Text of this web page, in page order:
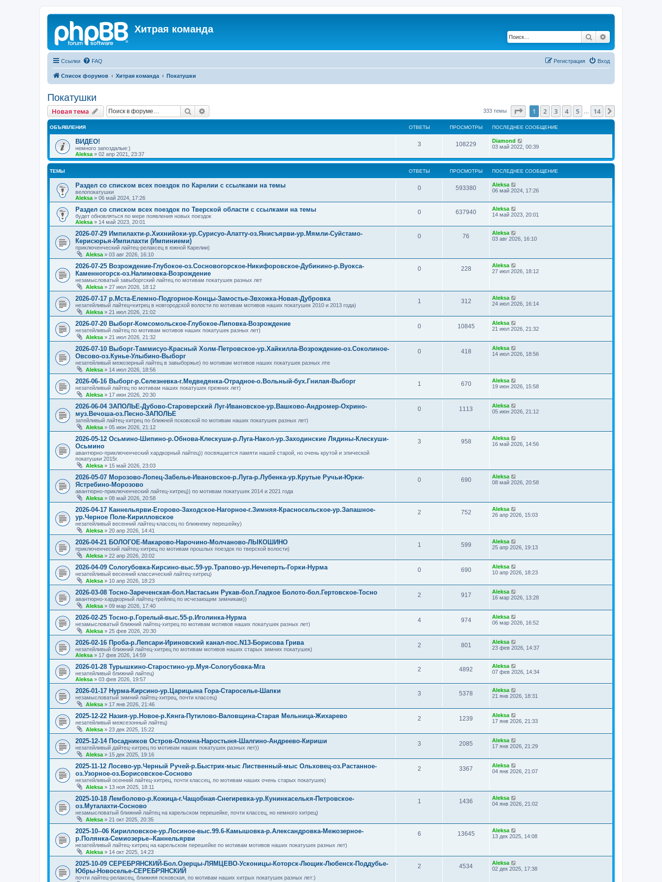
Хитрая команда
Поиск
Ссылки FAQ Вход
Регистрация
Список форумов Хитрая команда Покатушки
Покатушки
Новая тема Поиск 333 темы Страница1 из 14
1 2 3 4 5 14
ОБЪЯВЛЕНИЯ ОТВЕТЫ ПРОСМОТРЫ ПОСЛЕДНЕЕ СООБЩЕНИЕ
ВИДЕО!
немного запоздалые:)
Aleksa » 02 апр 2021, 23:37
3 108229
Diamond
03 май 2022, 00:39
ТЕМЫ ОТВЕТЫ ПРОСМОТРЫ ПОСЛЕДНЕЕ СООБЩЕНИЕ
Раздел со списком всех поездок по Карелии с ссылками на темы
велопокатушки
Aleksa » 06 май 2024, 17:26
0 593380
Aleksa
06 май 2024, 17:26
Раздел со списком всех поездок по Тверской области с ссылками на темы
будет обновляться по мере появления новых поездок
Aleksa » 14 май 2023, 20:01
0 637940
Aleksa
14 май 2023, 20:01
2026-07-29 Импилахти-р.Хихнийоки-ур.Сурисуо-Алатту-оз.Янисъярви-ур.Мямли-Суйстамо-
Керисюрья-Импилахти (Импиниеми)
приключенческий лайтец-релаксец в южной Карелии)
Aleksa » 03 авг 2026, 16:10
0 76
Aleksa
03 авг 2026, 16:10
2026-07-25 Возрождение-Глубокое-оз.Сосновогорское-Никифоровское-Дубинино-р.Вуокса-
Каменногорск-оз.Налимовка-Возрождение
незамысловатый завыборгский лайтец по мотивам покатушек разных лет
Aleksa » 27 июл 2026, 18:12
0 228
Aleksa
27 июл 2026, 18:12
2026-07-17 р.Мста-Елемно-Подгорное-Концы-Замостье-Звхожка-Новая-Дубровка
незатейливый лайтец=хитрец в новгородской волости по мотивам мотивов наших покатушек 2010 и 2013 года)
Aleksa » 21 июл 2026, 21:02
1 312
Aleksa
24 июл 2026, 16:14
2026-07-20 Выборг-Комсомольское-Глубокое-Липовка-Возрождение
незатейливый лайтец по мотивам мотивов наших покатушек разных лет)
Aleksa » 21 июл 2026, 21:32
0 10845
Aleksa
21 июл 2026, 21:32
2026-07-10 Выборг-Таммисуо-Красный Холм-Петровское-ур.Хайкилла-Возрождение-оз.Соколиное-
Овсово-оз.Кунье-Улыбино-Выборг
незатейливый межозерный лайтец в завыборжье) по мотивам мотивов наших покатушек разных лте
Aleksa » 14 июл 2026, 18:56
0 418
Aleksa
14 июл 2026, 18:56
2026-06-16 Выборг-р.Селезневка-г.Медведянка-Отрадное-о.Вольный-бух.Гнилая-Выборг
незатейливый лайтец по мотивам наших покатушек прежних лет)
Aleksa » 17 июн 2026, 20:30
1 670
Aleksa
19 июн 2026, 15:58
2026-06-04 ЗАПОЛЬЕ-Дубово-Староверский Луг-Ивановское-ур.Вашково-Андромер-Охрино-
муз.Вечоша-оз.Песно-ЗАПОЛЬЕ
затейливый лайтец-хитрец по ближней псковской по мотивам наших покатушек разных лет)
Aleksa » 05 июн 2026, 21:12
0 1113
Aleksa
05 июн 2026, 21:12
2026-05-12 Осьмино-Шипино-р.Обнова-Клескуши-р.Луга-Накол-ур.Заходинские Лядины-Клескуши-
Осьмино
авантюрно-приключенческий хардкорный лайтец)) посвящается памяти нашей старой, но очень крутой и эпической
покатушки 2015г.
Aleksa » 15 май 2026, 23:03
3 958
Aleksa
16 май 2026, 14:56
2026-05-07 Морозово-Лопец-Забелье-Ивановское-р.Луга-р.Лубенка-ур.Крутые Ручьи-Юрки-
Ястребино-Морозово
авантюрно-приключенческий лайтец-хитрец)) по мотивам покатушек 2014 и 2021 года
Aleksa » 08 май 2026, 20:58
0 690
Aleksa
08 май 2026, 20:58
2026-04-17 Каннельярви-Егорово-Заходское-Нагорное-г.Зимняя-Красносельское-ур.Запашное-
ур.Черное Поле-Кирилловское
незатейливый весенний лайтец-классец по ближнему перешейку)
Aleksa » 20 апр 2026, 14:41
2 752
Aleksa
26 апр 2026, 15:03
2026-04-21 БОЛОГОЕ-Макарово-Нарочино-Молчаново-ЛЫКОШИНО
приключенческий лайтец-хитрец по мотивам прошлых поездок по тверской волости)
Aleksa » 22 апр 2026, 20:02
1 599
Aleksa
25 апр 2026, 19:13
2026-04-09 Сологубовка-Кирсино-выс.59-ур.Трапово-ур.Нечеперть-Горки-Нурма
незатейливый весенний классический лайтец-хитрец)
Aleksa » 10 апр 2026, 18:23
0 690
Aleksa
10 апр 2026, 18:23
2026-03-08 Тосно-Зареченская-бол.Настасьин Рукав-бол.Гладкое Болото-бол.Гертовское-Тосно
авантюрно-хардкорный лайтец-трейлец по исчезающим зимникам))
Aleksa » 09 мар 2026, 17:40
2 917
Aleksa
16 мар 2026, 13:28
2026-02-25 Тосно-р.Горелый-выс.55-р.Иголинка-Нурма
незамысловатый ближний лайтец-хитрец по мотивам мотивов наших покатушек разных лет)
Aleksa » 25 фев 2026, 20:30
4 974
Aleksa
06 мар 2026, 16:52
2026-02-16 Проба-р.Лепсари-Ириновский канал-пос.N13-Борисова Грива
незатейливый ближний лайтец-хитрец по мотивам мотивов наших старых зимних покатушек)
Aleksa » 17 фев 2026, 14:59
2 801
Aleksa
23 фев 2026, 14:37
2026-01-28 Турышкино-Старостино-ур.Муя-Сологубовка-Мга
незатейливый ближний лайтец)
Aleksa » 03 фев 2026, 19:57
2 4892
Aleksa
07 фев 2026, 14:34
2026-01-17 Нурма-Кирсино-ур.Царицына Гора-Староселье-Шапки
незамысловатый зимний лайтец-хитрец, почти классец)
Aleksa » 17 янв 2026, 21:46
3 5378
Aleksa
21 янв 2026, 18:31
2025-12-22 Назия-ур.Новое-р.Кянга-Путилово-Валовщина-Старая Мельница-Жихарево
незатейливый межсезонный лайтец)
Aleksa » 23 дек 2025, 15:22
2 1239
Aleksa
17 янв 2026, 21:33
2025-12-14 Посадников Остров-Оломна-Наростыня-Шалгино-Андреево-Кириши
незатейливый дайтец-хитрец по мотивам наших покатушек разных лет))
Aleksa » 15 дек 2025, 19:16
3 2085
Aleksa
17 янв 2026, 21:29
2025-11-12 Лосево-ур.Черный Ручей-р.Быстрик-мыс Лиственный-мыс Ольховец-оз.Растанное-
оз.Узорное-оз.Борисовское-Сосново
незатейливый осенний лайтец-хитрец, почти классец, по мотивам наших очень старых покатушек)
Aleksa » 13 ноя 2025, 18:11
2 3367
Aleksa
04 янв 2026, 21:07
2025-10-18 Лемболово-р.Кожица-г.Чащобная-Снегиревка-ур.Кунинкаселькя-Петровское-
оз.Муталахти-Сосново
незамысловатый ближний лайтец на карельском перешейке, почти классец, но немного хитрец)
Aleksa » 21 окт 2025, 20:35
1 1436
Aleksa
04 янв 2026, 21:02
2025-10--06 Кирилловское-ур.Лосиное-выс.99.6-Камышовка-р.Александровка-Межозерное-
р.Полянка-Семиозерье--Каннельярви
незатейливый лайтец-хитрец на карельском перешейке по мотивам мотивов наших покатушек разных лет)
Aleksa » 14 окт 2025, 14:23
6 13645
Aleksa
13 дек 2025, 14:08
2025-10-09 СЕРЕБРЯНСКИЙ-Бол.Озерцы-ЛЯМЦЕВО-Усконицы-Которск-Лющик-Любенск-Поддубье-
Юбры-Новоселье-СЕРЕБРЯНСКИЙ
почти лайтец-релаксец, ближняя псковская, по мотивам наших хитрых покатушек разных лет:)
2 4534
Aleksa
02 дек 2025, 17:38